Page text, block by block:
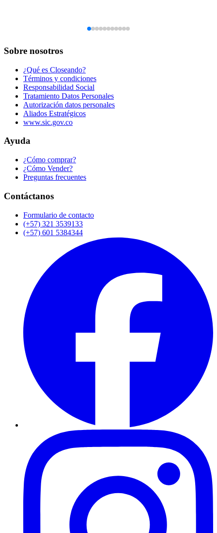
Sobre nosotros
¿Qué es Closeando?
Términos y condiciones
Responsabilidad Social
Tratamiento Datos Personales
Autorización datos personales
Aliados Estratégicos
www.sic.gov.co
Ayuda
¿Cómo comprar?
¿Cómo Vender?
Preguntas frecuentes
Contáctanos
Formulario de contacto
(+57) 321 3539133
(+57) 601 5384344